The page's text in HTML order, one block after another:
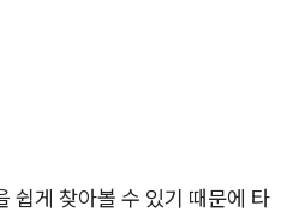
쉽게 찾아볼 수 있기 때문에 타